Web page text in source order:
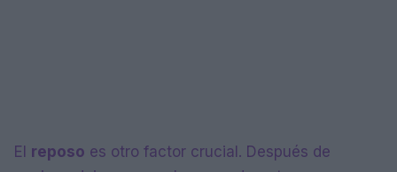
El reposo es otro factor crucial. Después de